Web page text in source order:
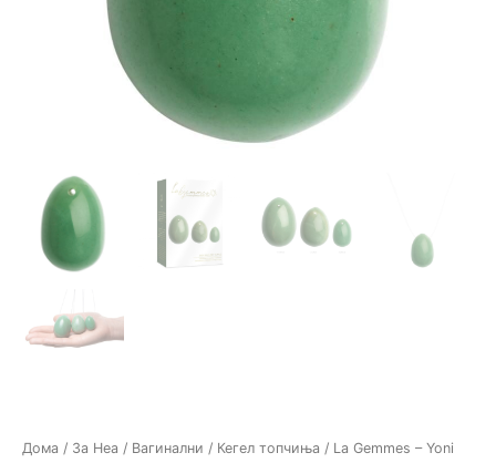
Дома / За Неа / Вагинални / Кегел топчиња / La Gemmes – Yoni